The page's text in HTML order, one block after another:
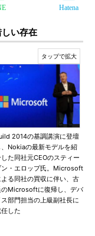
Hatena
しい存在
2014の基調講演に登壇
、Nokiaの最新モデルを紹
た同社元CEOのスティー
ン・エロップ氏。Microsoft
よる同社の買収に伴い、古
のMicrosoftに復帰し、デバ
ス部門担当の上級副社長に
した